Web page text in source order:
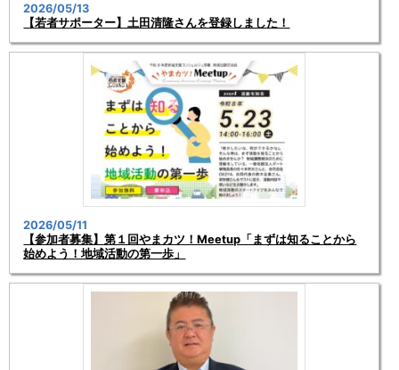
2026/05/13
【若者サポーター】土田清隆さんを登録しました！
2026/05/11
【参加者募集】第１回やまカツ！Meetup「まずは知ることから
始めよう！地域活動の第一歩」